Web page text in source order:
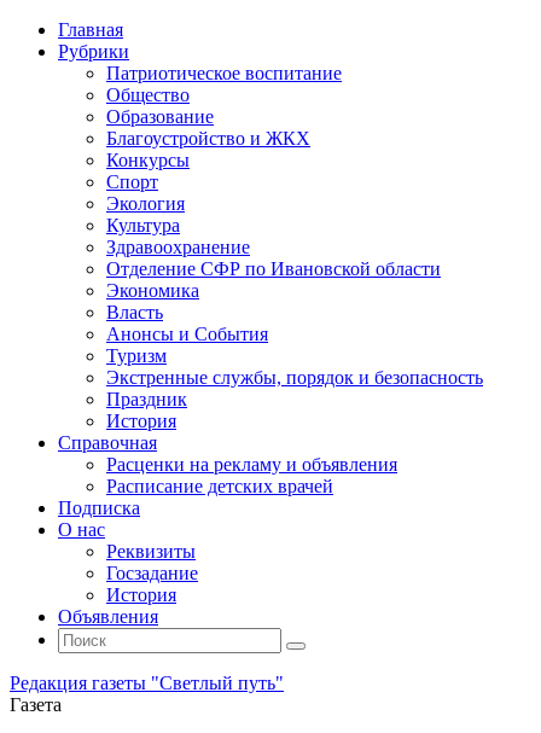
Главная
Рубрики
Патриотическое воспитание
Общество
Образование
Благоустройство и ЖКХ
Конкурсы
Спорт
Экология
Культура
Здравоохранение
Отделение СФР по Ивановской области
Экономика
Власть
Анонсы и События
Туризм
Экстренные службы, порядок и безопасность
Праздник
История
Справочная
Расценки на рекламу и объявления
Расписание детских врачей
Подписка
О нас
Реквизиты
Госзадание
История
Объявления
Поиск
Искать:
Поиск
Редакция газеты "Светлый путь"
Газета